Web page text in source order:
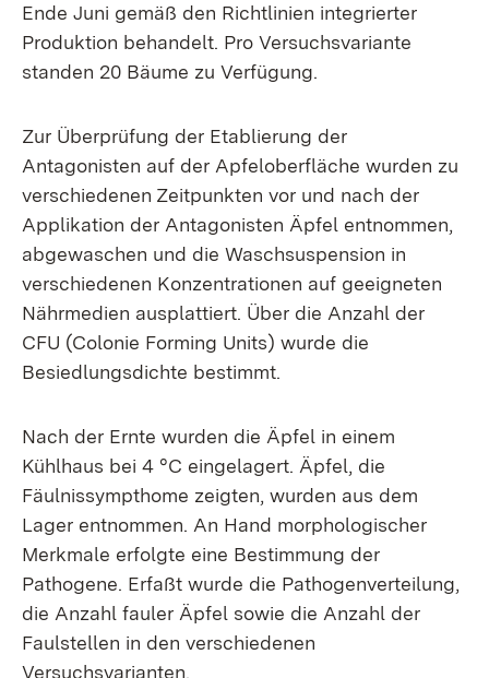
Ende Juni gemäß den Richtlinien integrierter
Produktion behandelt. Pro Versuchsvariante
standen 20 Bäume zu Verfügung.
Zur Überprüfung der Etablierung der
Antagonisten auf der Apfeloberfläche wurden zu
verschiedenen Zeitpunkten vor und nach der
Applikation der Antagonisten Äpfel entnommen,
abgewaschen und die Waschsuspension in
verschiedenen Konzentrationen auf geeigneten
Nährmedien ausplattiert. Über die Anzahl der
CFU (Colonie Forming Units) wurde die
Besiedlungsdichte bestimmt.
Nach der Ernte wurden die Äpfel in einem
Kühlhaus bei 4 °C eingelagert. Äpfel, die
Fäulnissympthome zeigten, wurden aus dem
Lager entnommen. An Hand morphologischer
Merkmale erfolgte eine Bestimmung der
Pathogene. Erfaßt wurde die Pathogenverteilung,
die Anzahl fauler Äpfel sowie die Anzahl der
Faulstellen in den verschiedenen
Versuchsvarianten.